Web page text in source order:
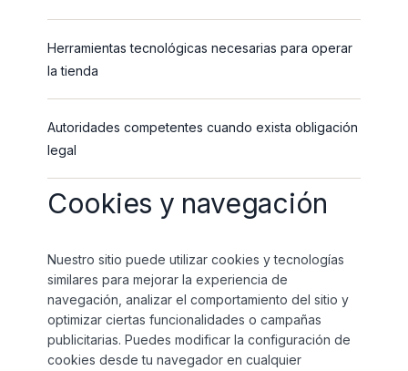
Herramientas tecnológicas necesarias para operar
la tienda
Autoridades competentes cuando exista obligación
legal
Cookies y navegación
Nuestro sitio puede utilizar cookies y tecnologías
similares para mejorar la experiencia de
navegación, analizar el comportamiento del sitio y
optimizar ciertas funcionalidades o campañas
publicitarias. Puedes modificar la configuración de
cookies desde tu navegador en cualquier